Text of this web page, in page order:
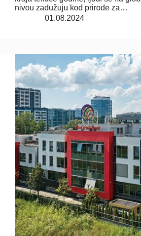
nivou zadužuju kod prirode za…
01.08.2024